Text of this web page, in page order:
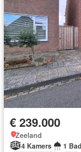
€ 239.000
Zeeland
4 Kamers
1